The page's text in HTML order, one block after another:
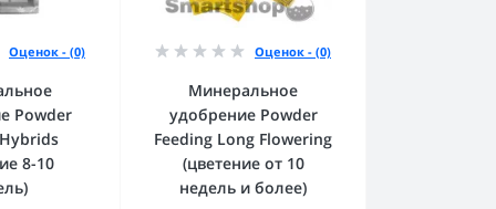
Оценок - (0)
Powder
8-10
Оценок - (0)
Минеральное
удобрение Powder
Feeding Long Flowering
(цветение от 10
недель и более)